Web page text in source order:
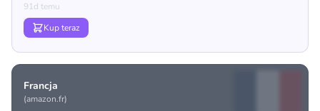
91d temu
Kup teraz
Francja
(amazon.fr)